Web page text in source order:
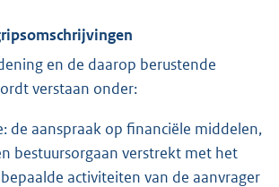
en de daarop berustende
verstaan onder:
de aanspraak op financiële middelen,
bestuursorgaan verstrekt met het
activiteiten van de aanvrager